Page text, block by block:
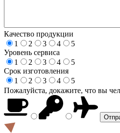
Качество продукции
1
2 3 4
5
Уровень сервиса
1
2 3 4
5
Срок изготовления
1
2 3 4
5
Пожалуйста, докажите, что вы